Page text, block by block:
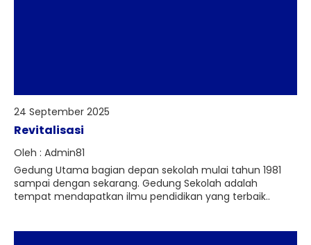
24 September 2025
Revitalisasi
Oleh : Admin81
Gedung Utama bagian depan sekolah mulai tahun 1981
sampai dengan sekarang. Gedung Sekolah adalah
tempat mendapatkan ilmu pendidikan yang terbaik..